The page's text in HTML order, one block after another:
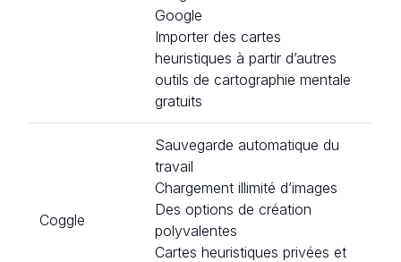
Google
Importer des cartes
heuristiques à partir d’autres
outils de cartographie mentale
gratuits
Coggle
Sauvegarde automatique du
travail
Chargement illimité d’images
Des options de création
polyvalentes
Cartes heuristiques privées et